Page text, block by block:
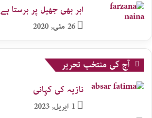
ابر بھی جھیل پر برستا ہے
26 مئی, 2020
آج کی منتخب تحریر
نازیہ کی کہانی
1 اپریل, 2023